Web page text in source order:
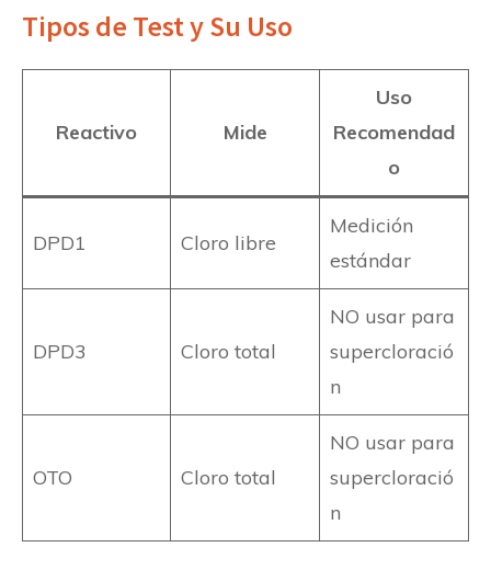
Tipos de Test y Su Uso
Reactivo Mide
Uso
Recomendad
o
DPD1 Cloro libre
Medición
estándar
DPD3 Cloro total
NO usar para
supercloració
n
OTO Cloro total
NO usar para
supercloració
n